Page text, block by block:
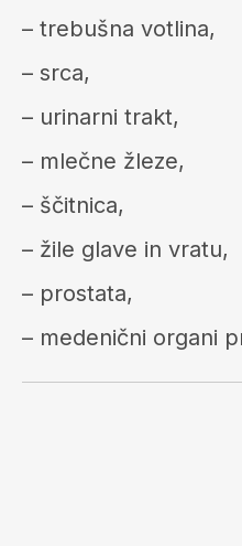
– trebušna votlina,
– srca,
– urinarni trakt,
– mlečne žleze,
– ščitnica,
– žile glave in vratu,
– prostata,
– medenični organi